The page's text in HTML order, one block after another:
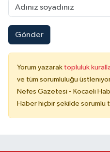
Gönder
Yorum yazarak topluluk
ve tüm sorumluluğu
Nefes Gazetesi - Kocaeli
Haber hiçbir şekilde sorumlu